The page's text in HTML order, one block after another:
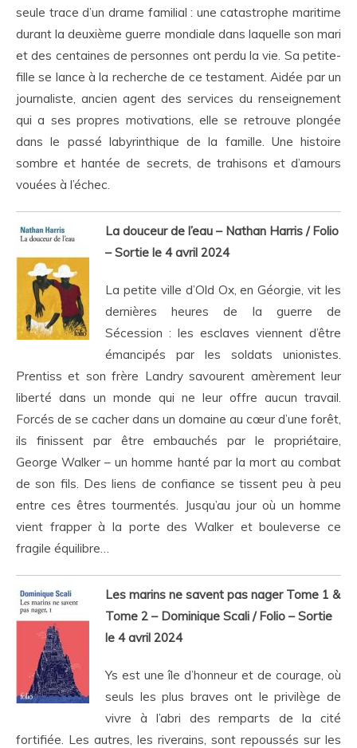
seule trace d’un drame familial : une catastrophe maritime
durant la deuxième guerre mondiale dans laquelle son mari
et des centaines de personnes ont perdu la vie. Sa petite-
fille se lance à la recherche de ce testament. Aidée par un
journaliste, ancien agent des services du renseignement
qui a ses propres motivations, elle se retrouve plongée
dans le passé labyrinthique de la famille. Une histoire
sombre et hantée de secrets, de trahisons et d’amours
vouées à l’échec.
La douceur de l’eau – Nathan Harris / Folio
– Sortie le 4 avril 2024
La petite ville d’Old Ox, en Géorgie, vit les
dernières heures de la guerre de
Sécession : les esclaves viennent d’être
émancipés par les soldats unionistes.
Prentiss et son frère Landry savourent amèrement leur
liberté dans un monde qui ne leur offre aucun travail.
Forcés de se cacher dans un domaine au cœur d’une forêt,
ils finissent par être embauchés par le propriétaire,
George Walker – un homme hanté par la mort au combat
de son fils. Des liens de confiance se tissent peu à peu
entre ces êtres tourmentés. Jusqu’au jour où un homme
vient frapper à la porte des Walker et bouleverse ce
fragile équilibre…
Les marins ne savent pas nager Tome 1 &
Tome 2 – Dominique Scali / Folio – Sortie
le 4 avril 2024
Ys est une île d’honneur et de courage, où
seuls les plus braves ont le privilège de
vivre à l’abri des remparts de la cité
fortifiée. Les autres, les riverains, sont repoussés sur les